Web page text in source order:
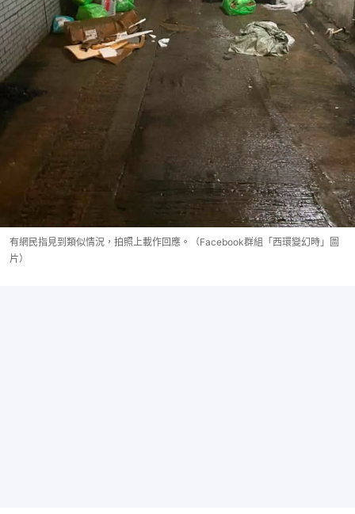
有網民指見到類似情況，拍照上載作回應。（Facebook群組「西環變幻時」圖
片）